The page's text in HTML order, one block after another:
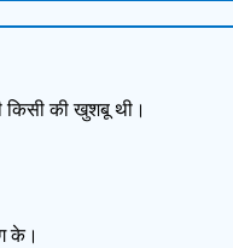
किसी की खुशबू थी।
के।